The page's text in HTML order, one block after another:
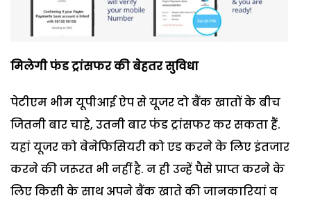
मिलेगी फंड ट्रांसफर की बेहतर सुविधा
पेटीएम भीम यूपीआई ऐप से यूजर दो बैंक खातों के बीच
जितनी बार चाहे, उतनी बार फंड ट्रांसफर कर सकता हैं.
यहां यूजर को बेनेफिसियरी को एड करने के लिए इंतजार
करने की जरूरत भी नहीं है. न ही उन्हें पैसे प्राप्त करने के
लिए किसी के साथ अपने बैंक खाते की जानकारियां व